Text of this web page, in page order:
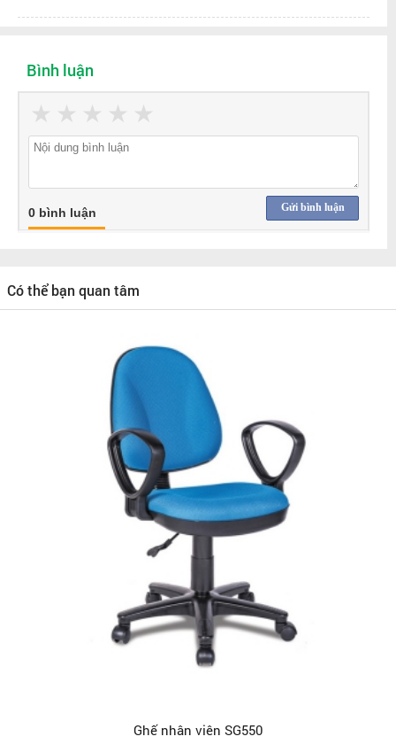
Bình luận
★
★
★
★
★
Gửi bình luận
0 bình luận
Có thể bạn quan tâm
Ghế nhân viên SG550